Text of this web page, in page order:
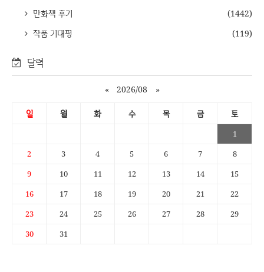
만화책 후기
(1442)
작품 기대평
(119)
달력
« 2026/08 »
일 월 화 수 목 금 토
1
2
3 4 5 6 7
8
9
10 11 12 13 14
15
16
17 18 19 20 21
22
23
24 25 26 27 28
29
30
31